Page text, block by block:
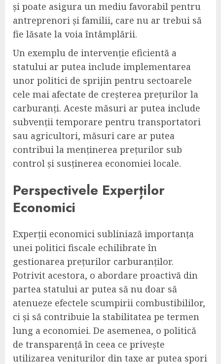
și poate asigura un mediu favorabil pentru
antreprenori și familii, care nu ar trebui să
fie lăsate la voia întâmplării.
Un exemplu de intervenție eficientă a
statului ar putea include implementarea
unor politici de sprijin pentru sectoarele
cele mai afectate de creșterea prețurilor la
carburanți. Aceste măsuri ar putea include
subvenții temporare pentru transportatori
sau agricultori, măsuri care ar putea
contribui la menținerea prețurilor sub
control și susținerea economiei locale.
Perspectivele Experților
Economici
Experții economici subliniază importanța
unei politici fiscale echilibrate în
gestionarea prețurilor carburanților.
Potrivit acestora, o abordare proactivă din
partea statului ar putea să nu doar să
atenueze efectele scumpirii combustibililor,
ci și să contribuie la stabilitatea pe termen
lung a economiei. De asemenea, o politică
de transparență în ceea ce privește
utilizarea veniturilor din taxe ar putea spori